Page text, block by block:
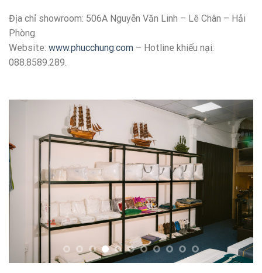
Địa chỉ showroom: 506A Nguyễn Văn Linh – Lê Chân – Hải
Phòng.
Website: www.phucchung.com – Hotline khiếu nại:
088.8589.289.